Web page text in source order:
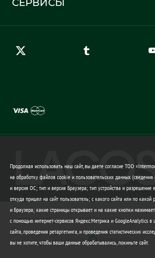
Правила возврата
Карта сайта
СЕРВИСЫ
Карта сайта Гарантия качества
Продолжая использовать наш сайт, вы даете согласие ТОО
на обработку файлов cookie и пользовательских данных
и версия ОС; тип и версия Браузера; тип устройства и разрешение
откуда пришел на сайт пользователь; с какого сайта или по
и Браузера; какие страницы открывает и на какие кнопки
с помощью интернет-сервисов Яндекс.Метрика и GoogleAnalytics в
сайта, проведения ретаргетинга, и проведения статистических
вы не хотите, чтобы ваши данные обрабатывались, покиньте сайт.